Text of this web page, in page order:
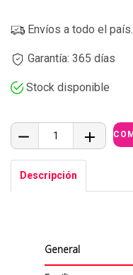
Envíos a todo el país.
Garantía: 365 días
Stock disponible
Descripción
General